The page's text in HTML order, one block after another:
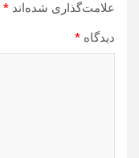
علامت‌گذاری شده‌اند *
دیدگاه *